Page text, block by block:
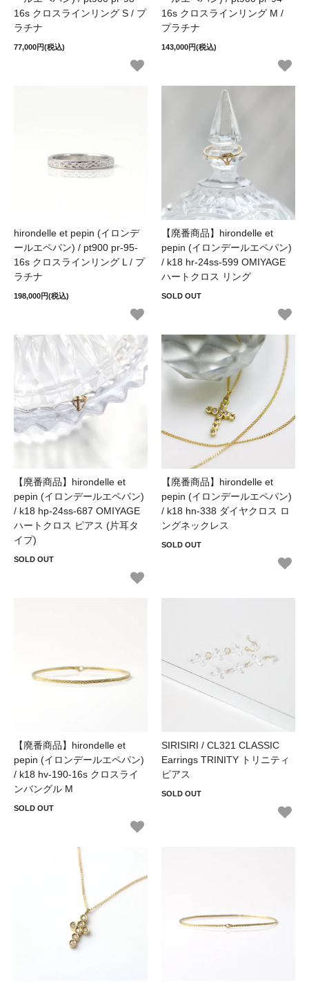
16s クロスラインリング S / プ
ラチナ
77,000円(税込)
16s クロスラインリング M /
プラチナ
143,000円(税込)
hirondelle et pepin (イロンデ
ールエペパン) / pt900 pr-95-
16s クロスラインリング L / プ
ラチナ
198,000円(税込)
【廃番商品】hirondelle et
pepin (イロンデールエペパン)
/ k18 hr-24ss-599 OMIYAGE
ハートクロス リング
SOLD OUT
【廃番商品】hirondelle et
pepin (イロンデールエペパン)
/ k18 hp-24ss-687 OMIYAGE
ハートクロス ピアス (片耳タ
イプ)
SOLD OUT
【廃番商品】hirondelle et
pepin (イロンデールエペパン)
/ k18 hn-338 ダイヤクロス ロ
ングネックレス
SOLD OUT
【廃番商品】hirondelle et
pepin (イロンデールエペパン)
/ k18 hv-190-16s クロスライ
ンバングル M
SOLD OUT
SIRISIRI / CL321 CLASSIC
Earrings TRINITY トリニティ
ピアス
SOLD OUT